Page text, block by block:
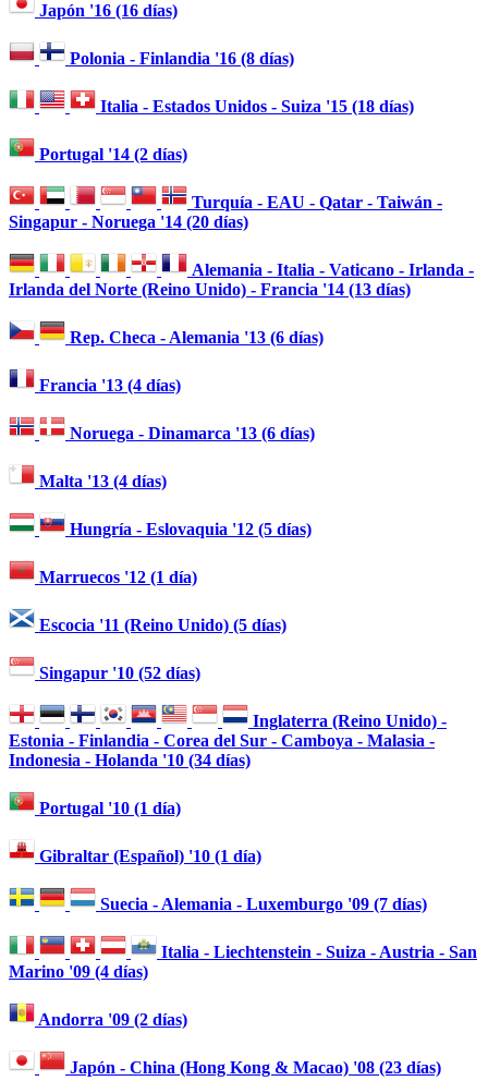
Japón '16 (16 días)
Polonia - Finlandia '16 (8 días)
Italia - Estados Unidos - Suiza '15 (18 días)
Portugal '14 (2 días)
Turquía - EAU - Qatar - Taiwán -
Singapur - Noruega '14 (20 días)
Alemania - Italia - Vaticano - Irlanda -
Irlanda del Norte (Reino Unido) - Francia '14 (13 días)
Rep. Checa - Alemania '13 (6 días)
Francia '13 (4 días)
Noruega - Dinamarca '13 (6 días)
Malta '13 (4 días)
Hungría - Eslovaquia '12 (5 días)
Marruecos '12 (1 día)
Escocia '11 (Reino Unido) (5 días)
Singapur '10 (52 días)
Inglaterra (Reino Unido) -
Estonia - Finlandia - Corea del Sur - Camboya - Malasia -
Indonesia - Holanda '10 (34 días)
Portugal '10 (1 día)
Gibraltar (Español) '10 (1 día)
Suecia - Alemania - Luxemburgo '09 (7 días)
Italia - Liechtenstein - Suiza - Austria - San
Marino '09 (4 días)
Andorra '09 (2 días)
Japón - China (Hong Kong & Macao) '08 (23 días)